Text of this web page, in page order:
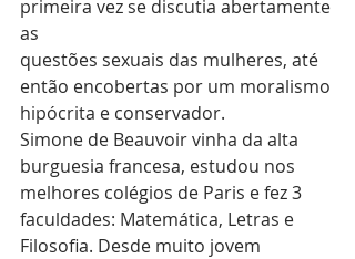
primeira vez se discutia abertamente
as
questões sexuais das mulheres, até
então encobertas por um moralismo
hipócrita e conservador.
Simone de Beauvoir vinha da alta
burguesia francesa, estudou nos
melhores colégios de Paris e fez 3
faculdades: Matemática, Letras e
Filosofia. Desde muito jovem